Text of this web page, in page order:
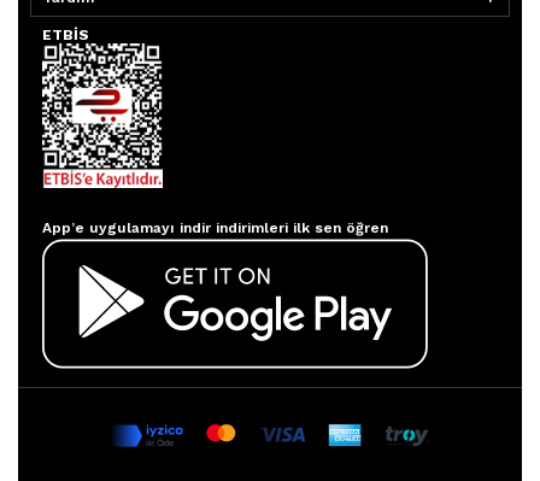
ETBİS
App’e uygulamayı indir indirimleri ilk sen öğren